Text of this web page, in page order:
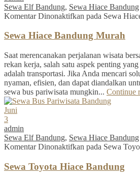
Sewa Elf Bandung, Sewa Hiace Bandung
Komentar Dinonaktifkan pada Sewa
Sewa Hiace Bandung Murah
Saat merencanakan perjalanan wisata
rekan kerja, salah satu aspek penting
adalah transportasi. Jika Anda mencari
nyaman, efisien, dan dapat diandalkan
sewa bus pariwisata mungkin... Continue
Juni
3
admin
Sewa Elf Bandung, Sewa Hiace Bandung
Komentar Dinonaktifkan pada Sewa
Sewa Toyota Hiace Bandung